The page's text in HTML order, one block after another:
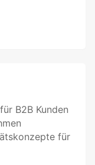
B2B Kunden
für